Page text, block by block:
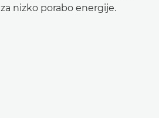
za nizko porabo energije.